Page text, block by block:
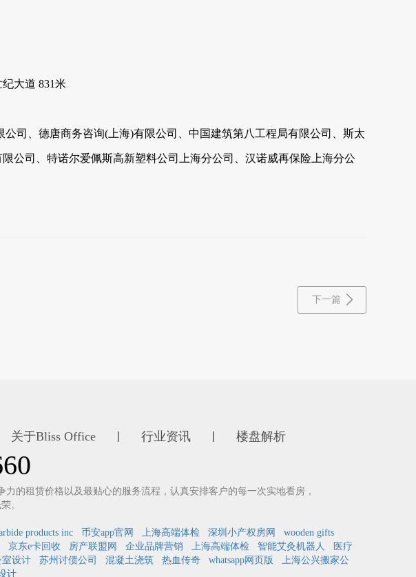
大道 831米
司、德唐商务咨询(上海)有限公司、中国建筑第八工程局有限公司、斯太
公司、特诺尔爱佩斯高新塑料公司上海分公司、汉诺威再保险上海分公
下一篇
关于Bliss Office 行业资讯 楼盘解析
的租赁价格以及最贴心的服务流程，认真安排客户的每一次实地看房，
。
products inc 币安app官网 上海高端体检 深圳小产权房网
wooden gifts
京东e卡回收 房产联盟网 企业品牌营销 上海高端体检 智能艾灸机器人
医疗
设计 苏州讨债公司 混凝土浇筑 热血传奇 whatsapp网页版
上海公兴搬家公
计